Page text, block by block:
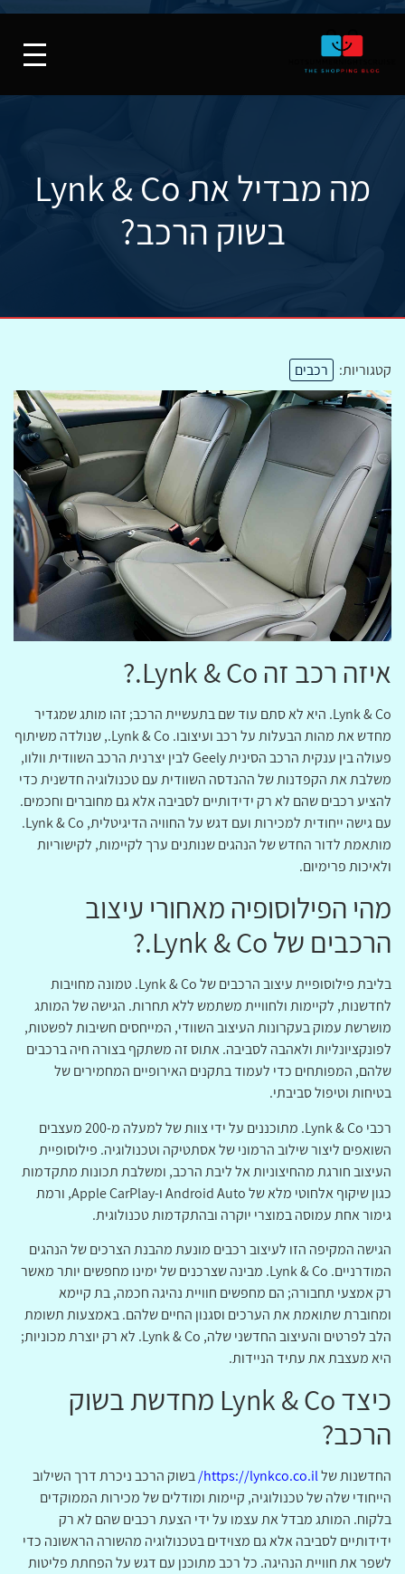
מה מבדיל את Lynk & Co
בשוק הרכב?
קטגוריות: רכבים
איזה רכב זה Lynk & Co.?
Lynk & Co. היא לא סתם עוד שם בתעשיית הרכב; זהו מותג שמגדיר
מחדש את מהות הבעלות על רכב ועיצובו. Lynk & Co., שנולדה משיתוף
פעולה בין ענקית הרכב הסינית Geely לבין יצרנית הרכב השוודית וולוו,
משלבת את הקפדנות של ההנדסה השוודית עם טכנולוגיה חדשנית כדי
להציע רכבים שהם לא רק ידידותיים לסביבה אלא גם מחוברים וחכמים.
עם גישה ייחודית למכירות ועם דגש על החוויה הדיגיטלית, Lynk & Co.
מותאמת לדור החדש של הנהגים שנותנים ערך לקיימות, לקישוריות
ולאיכות פרימיום.
מהי הפילוסופיה מאחורי עיצוב
הרכבים של Lynk & Co.?
בליבת פילוסופיית עיצוב הרכבים של Lynk & Co. טמונה מחויבות
לחדשנות, לקיימות ולחוויית משתמש ללא תחרות. הגישה של המותג
מושרשת עמוק בעקרונות העיצוב השוודי, המייחסים חשיבות לפשטות,
לפונקציונליות ולאהבה לסביבה. אתוס זה משתקף בצורה חיה ברכבים
שלהם, המפותחים כדי לעמוד בתקנים האירופיים המחמירים של
בטיחות וטיפול סביבתי.
רכבי Lynk & Co. מתוכננים על ידי צוות של למעלה מ-200 מעצבים
השואפים ליצור שילוב הרמוני של אסתטיקה וטכנולוגיה. פילוסופיית
העיצוב חורגת מהחיצוניות אל ליבת הרכב, ומשלבת תכונות מתקדמות
כגון שיקוף אלחוטי מלא של Android Auto ו-Apple CarPlay, ורמת
גימור אחת עמוסה במוצרי יוקרה ובהתקדמות טכנולוגית.
הגישה המקיפה הזו לעיצוב רכבים מונעת מהבנת הצרכים של הנהגים
המודרניים. Lynk & Co. מבינה שצרכנים של ימינו מחפשים יותר מאשר
רק אמצעי תחבורה; הם מחפשים חוויית נהיגה חכמה, בת קיימא
ומחוברת שתואמת את הערכים וסגנון החיים שלהם. באמצעות תשומת
הלב לפרטים והעיצוב החדשני שלה, Lynk & Co. לא רק יוצרת מכוניות;
היא מעצבת את עתיד הניידות.
כיצד Lynk & Co מחדשת בשוק
הרכב?
החדשנות שלhttps://lynkco.co.il/ בשוק הרכב ניכרת דרך השילוב
הייחודי שלה של טכנולוגיה, קיימות ומודלים של מכירות הממוקדים
בלקוח. המותג מבדל את עצמו על ידי הצעת רכבים שהם לא רק
ידידותיים לסביבה אלא גם מצוידים בטכנולוגיה מהשורה הראשונה כדי
לשפר את חוויית הנהיגה. כל רכב מתוכנן עם דגש על הפחתת פליטות